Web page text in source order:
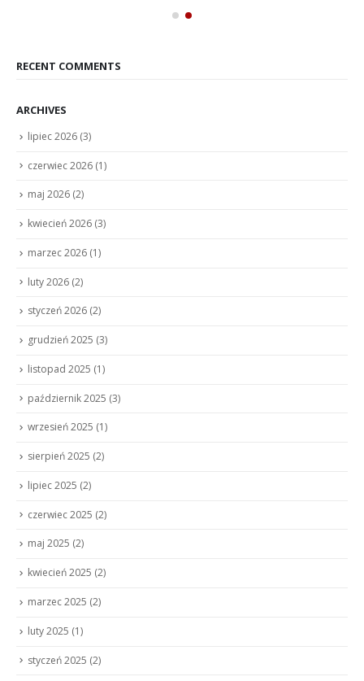
RECENT COMMENTS
ARCHIVES
lipiec 2026 (3)
czerwiec 2026 (1)
maj 2026 (2)
kwiecień 2026 (3)
marzec 2026 (1)
luty 2026 (2)
styczeń 2026 (2)
grudzień 2025 (3)
listopad 2025 (1)
październik 2025 (3)
wrzesień 2025 (1)
sierpień 2025 (2)
lipiec 2025 (2)
czerwiec 2025 (2)
maj 2025 (2)
kwiecień 2025 (2)
marzec 2025 (2)
luty 2025 (1)
styczeń 2025 (2)